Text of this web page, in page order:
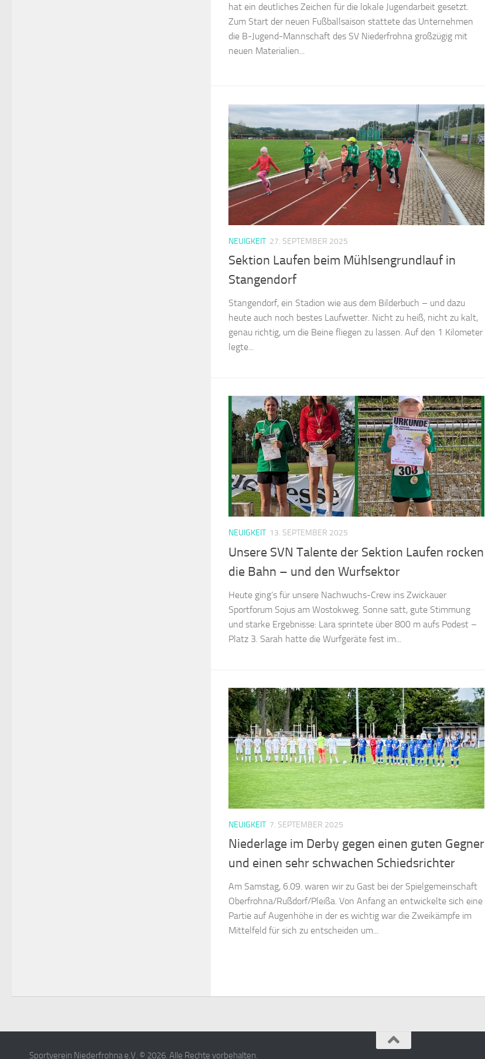
hat ein deutliches Zeichen für die lokale Jugendarbeit gesetzt.
Zum Start der neuen Fußballsaison stattete das Unternehmen
die B-Jugend-Mannschaft des SV Niederfrohna großzügig mit
neuen Materialien...
NEUIGKEIT 27. SEPTEMBER 2025
Sektion Laufen beim Mühlsengrundlauf in
Stangendorf
Stangendorf, ein Stadion wie aus dem Bilderbuch – und dazu
heute auch noch bestes Laufwetter. Nicht zu heiß, nicht zu kalt,
genau richtig, um die Beine fliegen zu lassen. Auf den 1 Kilometer
legte...
NEUIGKEIT 13. SEPTEMBER 2025
Unsere SVN Talente der Sektion Laufen rocken
die Bahn – und den Wurfsektor
Heute ging’s für unsere Nachwuchs-Crew ins Zwickauer
Sportforum Sojus am Wostokweg. Sonne satt, gute Stimmung
und starke Ergebnisse: Lara sprintete über 800 m aufs Podest –
Platz 3. Sarah hatte die Wurfgeräte fest im...
NEUIGKEIT 7. SEPTEMBER 2025
Niederlage im Derby gegen einen guten Gegner
und einen sehr schwachen Schiedsrichter
Am Samstag, 6.09. waren wir zu Gast bei der Spielgemeinschaft
Oberfrohna/Rußdorf/Pleißa. Von Anfang an entwickelte sich eine
Partie auf Augenhöhe in der es wichtig war die Zweikämpfe im
Mittelfeld für sich zu entscheiden um...
Sportverein Niederfrohna e.V. © 2026. Alle Rechte vorbehalten.